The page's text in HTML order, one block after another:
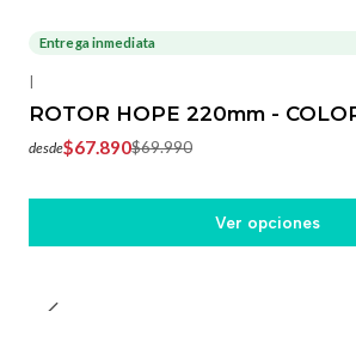
-3%OFF
Entrega inmediata
|
ROTOR HOPE 220mm -
desde$67.890$69.990
Ver opciones